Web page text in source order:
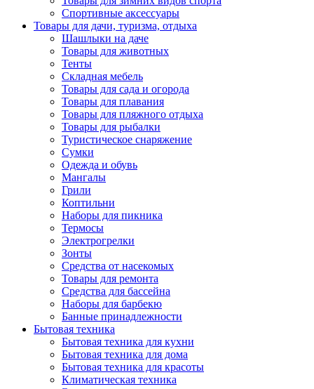
Спортивные аксессуары
Товары для дачи, туризма, отдыха
Шашлыки на даче
Товары для животных
Тенты
Складная мебель
Товары для сада и огорода
Товары для плавания
Товары для пляжного отдыха
Товары для рыбалки
Туристическое снаряжение
Сумки
Одежда и обувь
Мангалы
Грили
Коптильни
Наборы для пикника
Термосы
Электрогрелки
Зонты
Средства от насекомых
Товары для ремонта
Средства для бассейна
Наборы для барбекю
Банные принадлежности
Бытовая техника
Бытовая техника для кухни
Бытовая техника для дома
Бытовая техника для красоты
Климатическая техника